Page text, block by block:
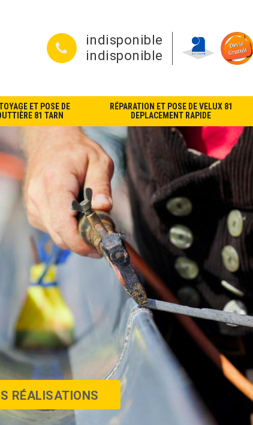
indisponible
indisponible
ET POSE DE
81 TARN
RÉPARATION ET POSE DE VELUX 81
DEPLACEMENT RAPIDE
RÉALISATIONS